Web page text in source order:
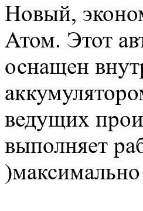
Новый,
Атом. Этот
оснащен
ведущих
выполняет